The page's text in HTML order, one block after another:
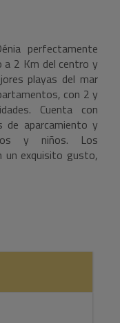
perfectamente
a 2 Km del centro y
playas del mar
con 2 y
Cuenta con
de aparcamiento y
y niños. Los
un exquisito gusto,
de amplias
con porcelánico o
rotura de puente
a la vivienda
o similar, el
interior.